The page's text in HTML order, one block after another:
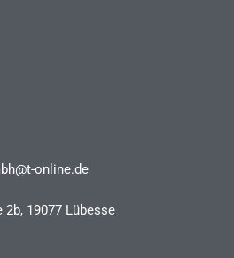
online.de
19077 Lübesse